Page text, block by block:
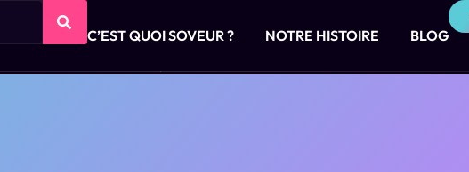
C’EST QUOI SOVEUR ? NOTRE HISTOIRE BLOG